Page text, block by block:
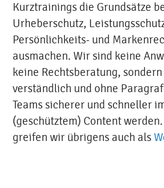
Kurztrainings die Grundsätze
Urheberschutz,
Persönlichkeits- und
ausmachen. Wir sind keine
keine Rechtsberatung,
verständlich und ohne
Teams sicherer und schneller
(geschütztem) Content
greifen wir übrigens auch als